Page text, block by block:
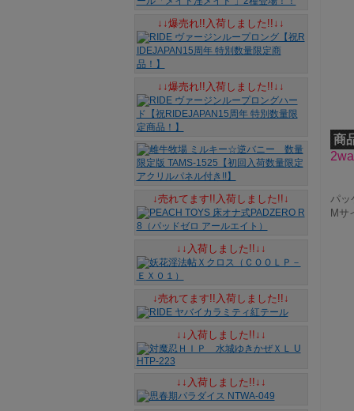
商
パッ
Mサ
↓↓爆売れ!!入荷しました!!↓↓
↓↓爆売れ!!入荷しました!!↓↓
↓売れてます!!入荷しました!!↓
↓↓入荷しました!!↓↓
↓売れてます!!入荷しました!!↓
↓↓入荷しました!!↓↓
↓↓入荷しました!!↓↓